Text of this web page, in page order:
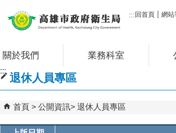
:::回首頁 網站
關於我們 業務科室
:::
退休人員專區
首頁 公開資訊 退休人員專區